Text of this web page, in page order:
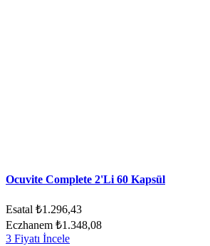
Ocuvite Complete 2'Li 60 Kapsül
Esatal ₺1.296,43
Eczhanem ₺1.348,08
3 Fiyatı İncele